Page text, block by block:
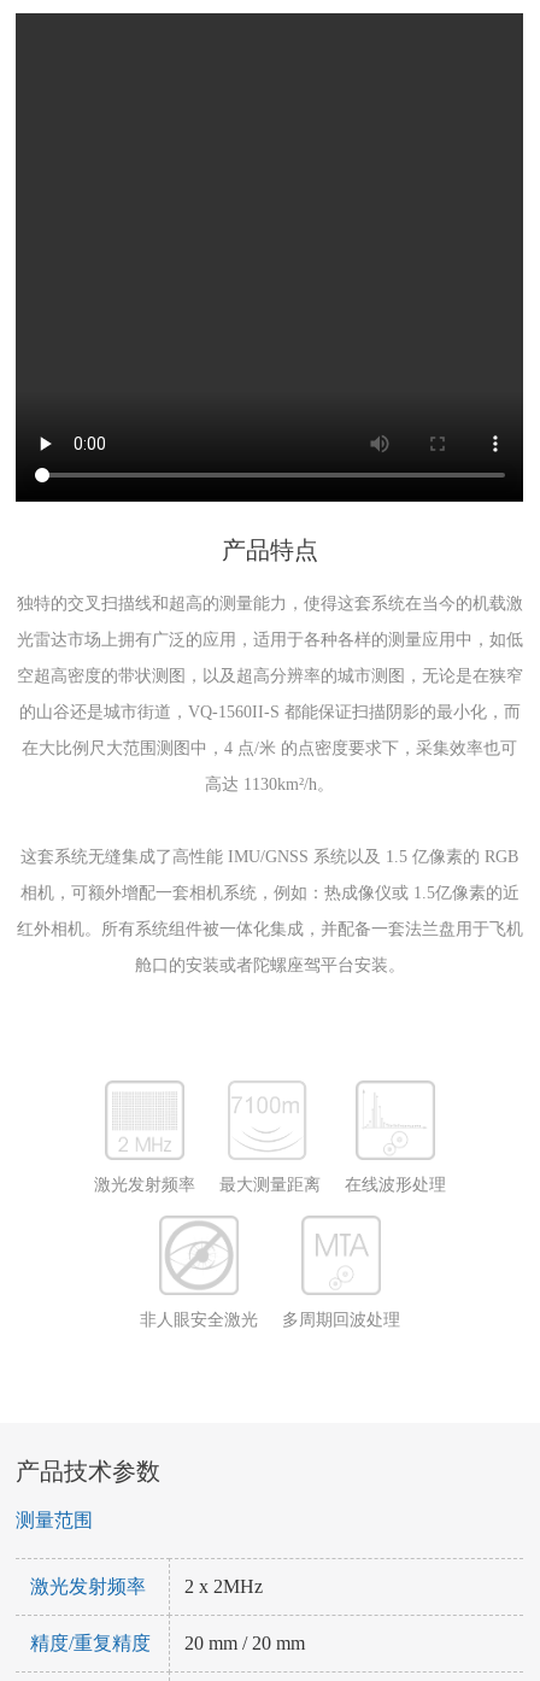
产品特点
独特的交叉扫描线和超高的测量能力，使得这套系统在当今的机载激
光雷达市场上拥有广泛的应用，适用于各种各样的测量应用中，如低
空超高密度的带状测图，以及超高分辨率的城市测图，无论是在狭窄
的山谷还是城市街道，VQ-1560II-S 都能保证扫描阴影的最小化，而
在大比例尺大范围测图中，4 点/米 的点密度要求下，采集效率也可
高达 1130km²/h。
这套系统无缝集成了高性能 IMU/GNSS 系统以及 1.5 亿像素的 RGB
相机，可额外增配一套相机系统，例如：热成像仪或 1.5亿像素的近
红外相机。所有系统组件被一体化集成，并配备一套法兰盘用于飞机
舱口的安装或者陀螺座驾平台安装。
激光发射频率 最大测量距离 在线波形处理
非人眼安全激光 多周期回波处理
产品技术参数
测量范围
激光发射频率 2 x 2MHz
精度/重复精度 20 mm / 20 mm